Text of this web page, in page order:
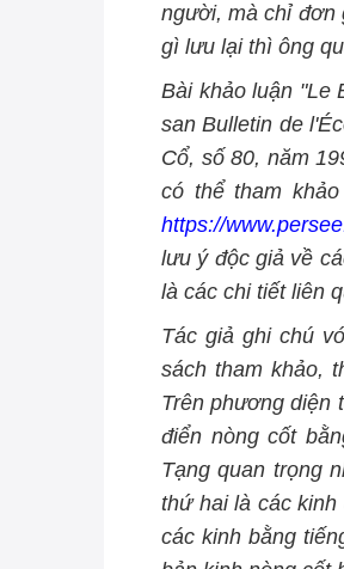
người,màchỉ đơn
gì lưu lại thì ông
Bài khảo luận "Le
san Bulletin de
Cổ, số 80, năm
có thể tham
https://
lưu ý độc giả về
là các chi tiết liên
Tác giả ghi chú
sách tham khảo,
Trên phương diện
điển nòng cốt
Tạng quan trọng
thứ hai là các
các kinh bằng